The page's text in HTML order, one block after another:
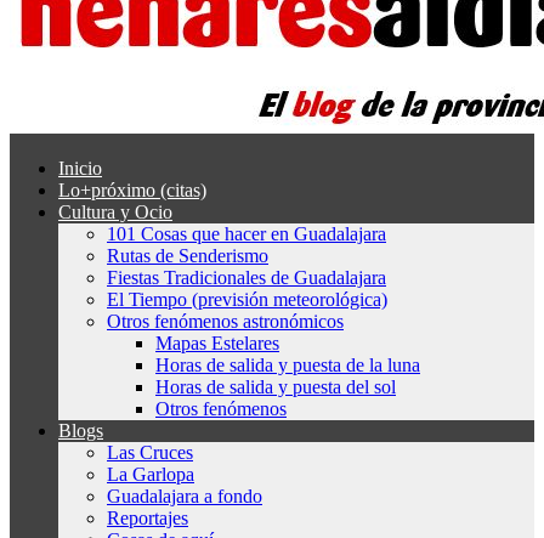
Inicio
Lo+próximo (citas)
Cultura y Ocio
101 Cosas que hacer en Guadalajara
Rutas de Senderismo
Fiestas Tradicionales de Guadalajara
El Tiempo (previsión meteorológica)
Otros fenómenos astronómicos
Mapas Estelares
Horas de salida y puesta de la luna
Horas de salida y puesta del sol
Otros fenómenos
Blogs
Las Cruces
La Garlopa
Guadalajara a fondo
Reportajes